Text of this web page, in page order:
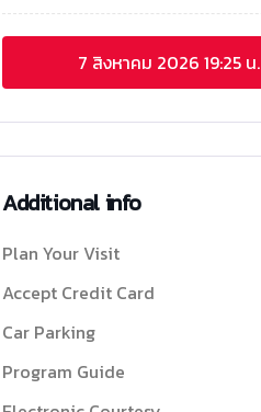
7 สิงหาคม 2026 19:25 น.
Additional info
Plan Your Visit
Accept Credit Card
Car Parking
Program Guide